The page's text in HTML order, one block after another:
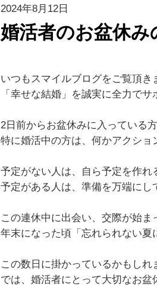
2024年8月12日
婚活者のお盆休み
いつもスマイルブログをご覧頂き
「幸せな結婚」を誠実に全力で
2日前からお盆休みに入っている
特に婚活中の方は、何かアクショ
予定がない人は、自ら予定を作れ
予定がある人は、準備を万端にし
この連休中に出会い、交際が始ま
年末になった頃「忘れられない夏
この数日に掛かっているかもしれ
では、婚活者にとって大切なお盆